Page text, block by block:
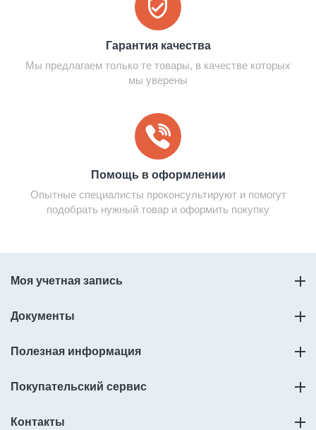
Гарантия качества
Мы предлагаем только те товары, в качестве которых
мы уверены
Помощь в оформлении
Опытные специалисты проконсультируют и помогут
подобрать нужный товар и оформить покупку
Моя учетная запись
Документы
Полезная информация
Покупательский сервис
Контакты